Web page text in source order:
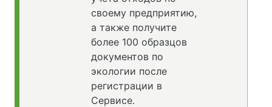
своему предприятию,
а также получите
более 100 образцов
документов по
экологии после
регистрации в
Сервисе.